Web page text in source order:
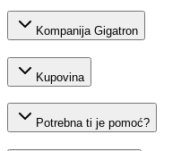
Kompanija Gigatron
Kupovina
Potrebna ti je pomoć?